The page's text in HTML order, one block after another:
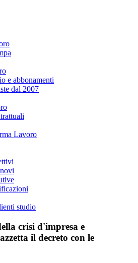
e abbonamenti
dal 2007
Lavoro
studio
crisi d'impresa e
il decreto con le